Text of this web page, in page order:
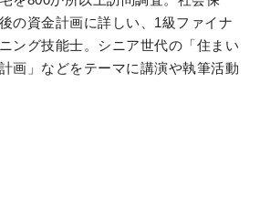
の資金計画に詳しい、1級ファイナ
ング技能士。シニア世代の「住まい
画」などをテーマに講演や執筆活動